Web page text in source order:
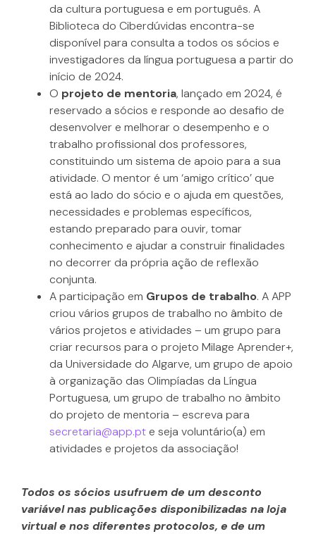
da cultura portuguesa e em português. A
Biblioteca do Ciberdúvidas encontra-se
disponível para consulta a todos os sócios e
investigadores da língua portuguesa a partir do
início de 2024.
O projeto de mentoria, lançado em 2024, é
reservado a sócios e responde ao desafio de
desenvolver e melhorar o desempenho e o
trabalho profissional dos professores,
constituindo um sistema de apoio para a sua
atividade. O mentor é um ‘amigo crítico’ que
está ao lado do sócio e o ajuda em questões,
necessidades e problemas específicos,
estando preparado para ouvir, tomar
conhecimento e ajudar a construir finalidades
no decorrer da própria ação de reflexão
conjunta.
A participação em Grupos de trabalho. A APP
criou vários grupos de trabalho no âmbito de
vários projetos e atividades – um grupo para
criar recursos para o projeto Milage Aprender+,
da Universidade do Algarve, um grupo de apoio
à organização das Olimpíadas da Língua
Portuguesa, um grupo de trabalho no âmbito
do projeto de mentoria – escreva para
secretaria@app.pt e seja voluntário(a) em
atividades e projetos da associação!
Todos os sócios usufruem de um desconto
variável nas publicações disponibilizadas na loja
virtual e nos diferentes protocolos, e de um